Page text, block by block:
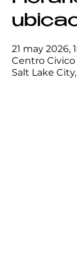
21 may 2026,
Centro Civico
Salt Lake